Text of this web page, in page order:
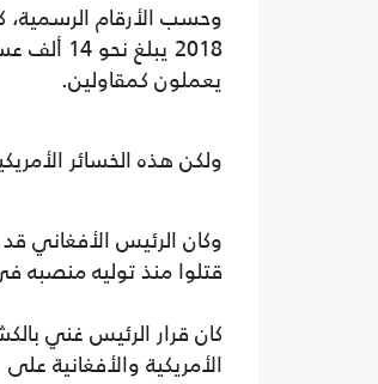
وحسب الأرقام الرسمية،
يعملون كمقاولين.
ولكن هذه الخسائر
قتلوا منذ توليه منصبه في
كان قرار الرئيس غني
الأمريكية والأفغانية